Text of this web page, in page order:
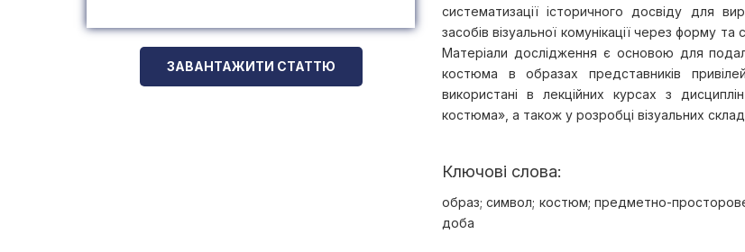
ЗАВАНТАЖИТИ СТАТТЮ
систематизації історичного досвіду для
засобів візуальної комунікації через форму
Матеріали дослідження є основою для
костюма в образах представників
використані в лекційних курсах з
костюма», а також у розробці візуальних
Ключові слова:
образ; символ; костюм; предметно-просторове
доба